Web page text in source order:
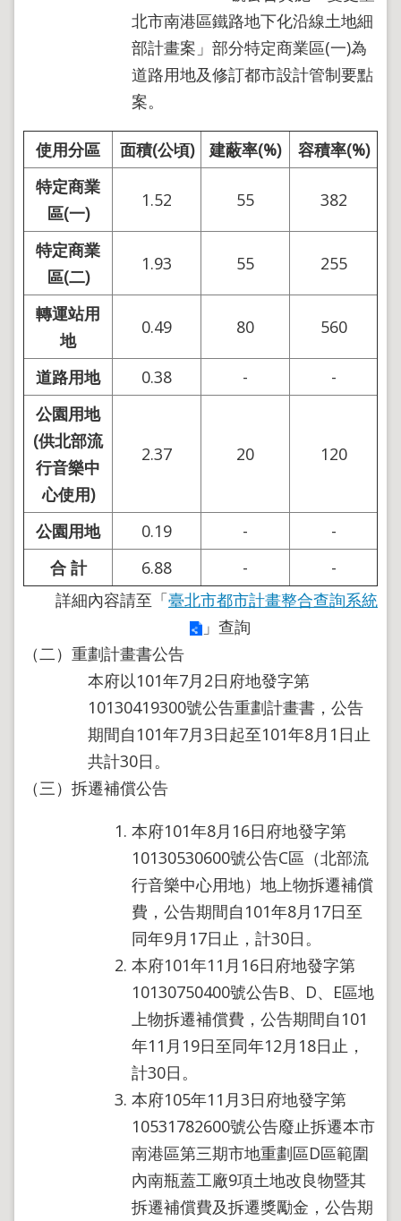
北市南港區鐵路地下化沿線土地細
部計畫案」部分特定商業區(一)為
道路用地及修訂都市設計管制要點
案。
使用分區 面積(公頃) 建蔽率(%)
容積率(%)
特定商業
區(一)
1.52 55 382
特定商業
區(二)
1.93 55 255
轉運站用
地
0.49 80 560
道路用地 0.38 -
-
公園用地
(供北部流
行音樂中
心使用)
2.37 20 120
公園用地 0.19 -
-
合 計
6.88 -
-
詳細內容請至「臺北市都市計畫整合查詢系統
」查詢
（二）重劃計畫書公告
本府以101年7月2日府地發字第
10130419300號公告重劃計畫書，公告
期間自101年7月3日起至101年8月1日止
共計30日。
（三）拆遷補償公告
本府101年8月16日府地發字第
10130530600號公告C區（北部流
行音樂中心用地）地上物拆遷補償
費，公告期間自101年8月17日至
同年9月17日止，計30日。
本府101年11月16日府地發字第
10130750400號公告B、D、E區地
上物拆遷補償費，公告期間自101
年11月19日至同年12月18日止，
計30日。
本府105年11月3日府地發字第
10531782600號公告廢止拆遷本市
南港區第三期市地重劃區D區範圍
內南瓶蓋工廠9項土地改良物暨其
拆遷補償費及拆遷獎勵金，公告期